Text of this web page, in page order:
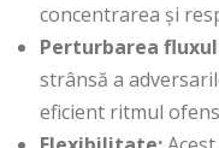
concentrarea și
Perturbarea
strânsă a
eficient ritmul